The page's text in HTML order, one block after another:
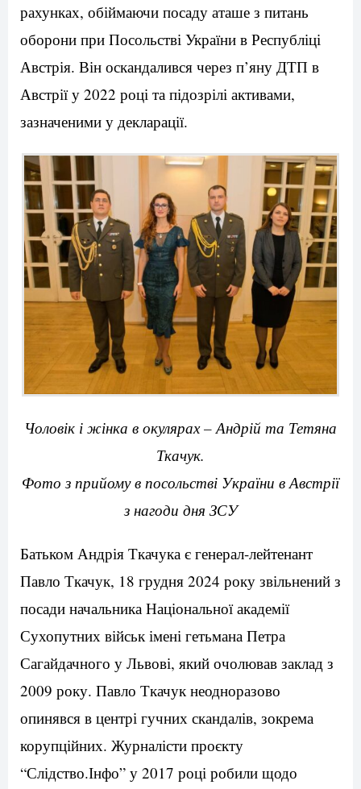
рахунках, обіймаючи посаду аташе з питань
оборони при Посольстві України в Республіці
Австрія. Він оскандалився через п’яну ДТП в
Австрії у 2022 році та підозрілі активами,
зазначеними у декларації.
Чоловік і жінка в окулярах – Андрій та Тетяна
Ткачук.
Фото з прийому в посольстві України в Австрії
з нагоди дня ЗСУ
Батьком Андрія Ткачука є генерал-лейтенант
Павло Ткачук, 18 грудня 2024 року звільнений з
посади начальника Національної академії
Сухопутних військ імені гетьмана Петра
Сагайдачного у Львові, який очолював заклад з
2009 року. Павло Ткачук неодноразово
опинявся в центрі гучних скандалів, зокрема
корупційних. Журналісти проєкту
“Слідство.Інфо” у 2017 році робили щодо